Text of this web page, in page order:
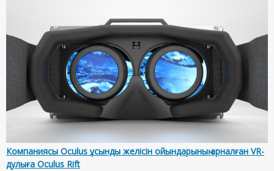
Компаниясы Oculus ұсынды желісін ойындарының арналған VR-
дулыға Oculus Rift